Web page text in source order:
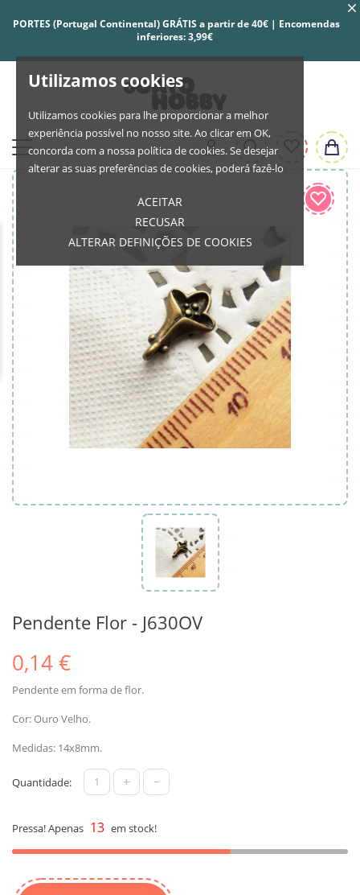
Utilizamos cookies
Utilizamos cookies para lhe proporcionar a melhor
experiência possível no nosso site. Ao clicar em OK,
concorda com a nossa política de cookies. Se desejar
alterar as suas preferências de cookies, poderá fazê-lo
ACEITAR
RECUSAR
ALTERAR DEFINIÇÕES DE COOKIES
PORTES (Portugal Continental) GRÁTIS a partir de 40€ | Encomendas
inferiores: 3,99€
Pendente Flor - J630OV
0,14 €
Pendente em forma de flor.
Cor: Ouro Velho.
Medidas: 14x8mm.
Quantidade: + -
Pressa! Apenas 13 em stock!